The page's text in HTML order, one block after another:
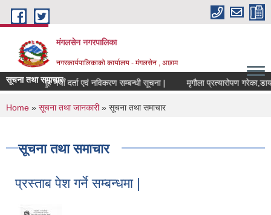
Skip to main content
मंगलसेन नगरपालिका
नगरकार्यपालिकाको कार्यालय - मंगलसेन , अछाम
सूचना तथा समाचार
तथा समुह नयाँ दर्ता एवं नविकरण सम्बन्धी सूचना |
You are here
Home » सूचना तथा जानकारी» सूचना तथा समाचार
सूचना तथा समाचार
प्रस्ताब पेश गर्ने सम्बन्धमा |